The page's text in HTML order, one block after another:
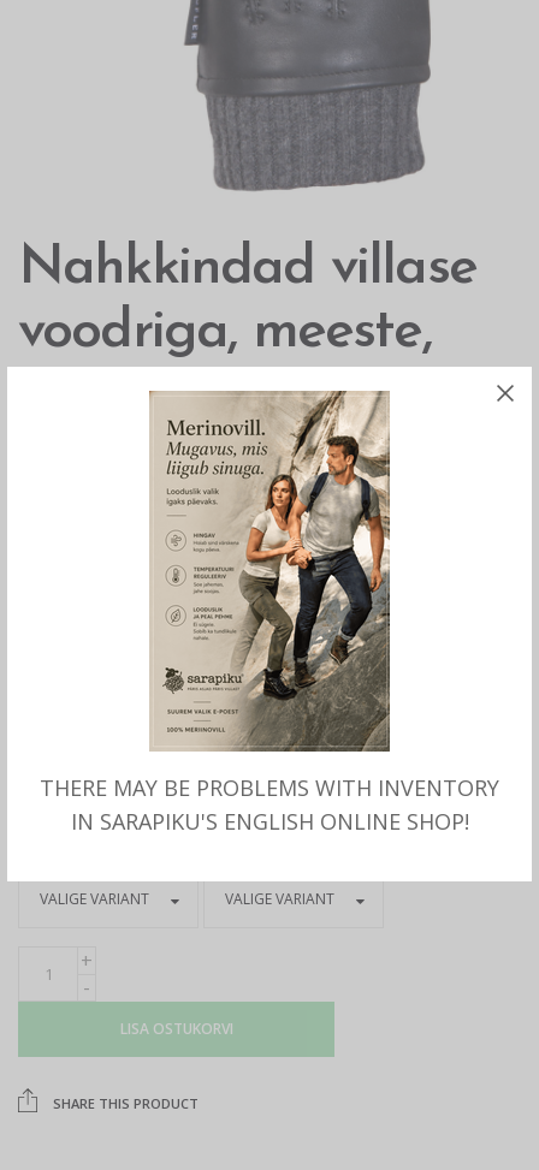
THERE MAY BE PROBLEMS WITH INVENTORY
IN SARAPIKU'S ENGLISH ONLINE SHOP!
Nahkkindad villase
voodriga, meeste,
Hofler Alex
Nahkkindad meestele 100% villase voodriga.
– Hofler´i valitud A kvaliteediga nahk
– nutitelefonide kasutamiseks spetsiaalne nahk
– 100% villane vooder koos kootud mansetiga
lisab mugavust ja soojust
NB! Nahkkinda villane äär on laiusega ca 14 mm.
Toote fotol on nahkkinda villane äär veidike
laiem, vabandame erinevuse eest!
Toodetud Hofler poolt.
LISA OSTUKORVI
SHARE THIS PRODUCT